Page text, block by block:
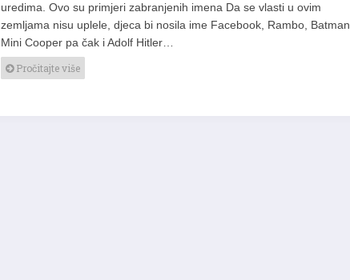
uredima. Ovo su primjeri zabranjenih imena Da se vlasti u ovim
zemljama nisu uplele, djeca bi nosila ime Facebook, Rambo, Batman,
Mini Cooper pa čak i Adolf Hitler…
Pročitajte više